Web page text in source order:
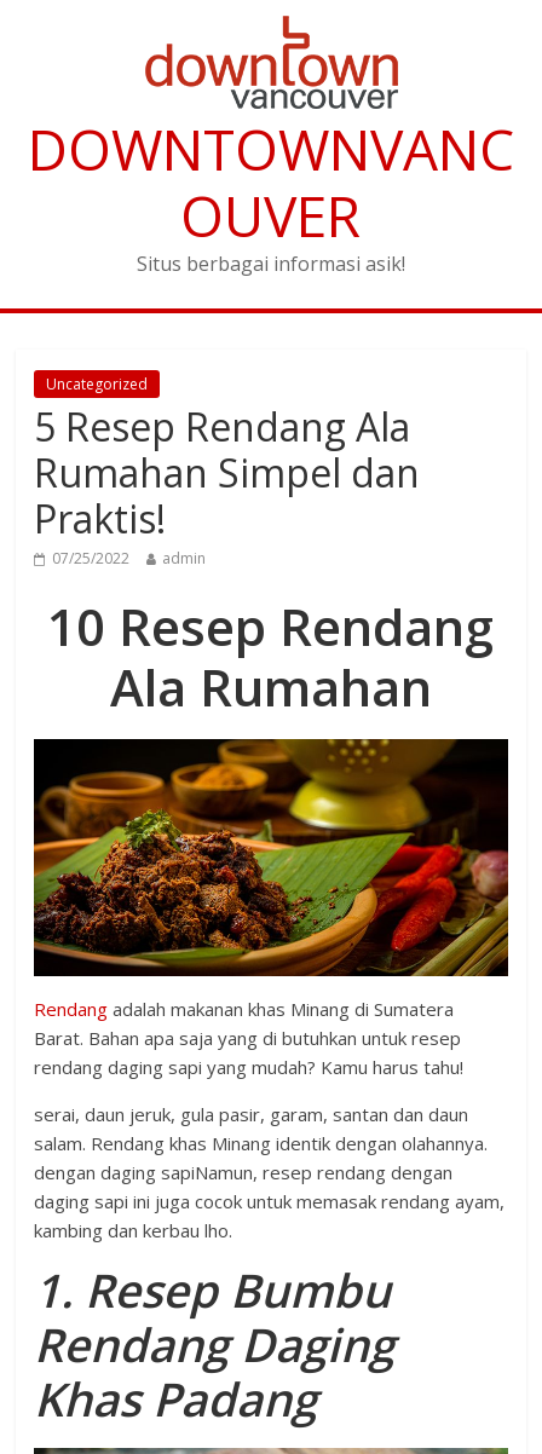
DOWNTOWNVANC
OUVER
Situs berbagai informasi asik!
Uncategorized
5 Resep Rendang Ala
Rumahan Simpel dan
Praktis!
07/25/2022 admin
10 Resep Rendang
Ala Rumahan
Rendang adalah makanan khas Minang di Sumatera
Barat. Bahan apa saja yang di butuhkan untuk resep
rendang daging sapi yang mudah? Kamu harus tahu!
serai, daun jeruk, gula pasir, garam, santan dan daun
salam. Rendang khas Minang identik dengan olahannya.
dengan daging sapiNamun, resep rendang dengan
daging sapi ini juga cocok untuk memasak rendang ayam,
kambing dan kerbau lho.
1. Resep Bumbu
Rendang Daging
Khas Padang